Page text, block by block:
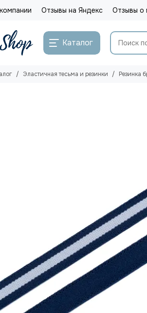
Отзывы на Яндекс Отзывы о
Каталог
Эластичная тесьма и резинки Резинка